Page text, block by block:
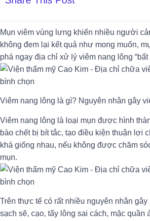
Mụn viêm vùng lưng khiến nhiều người
không đem lại kết quả như mong muốn,
phá ngay địa chỉ xử lý viêm nang lông
Viêm nang lông là gì? Nguyên nhân gây
Viêm nang lông là loại mụn được hình
bào chết bị bít tắc, tạo điều kiện thuận lợi
khá giống nhau, nếu không được chăm
mụn.
Trên thực tế có rất nhiều nguyên nhân
sạch sẽ, cạo, tẩy lông sai cách, mặc